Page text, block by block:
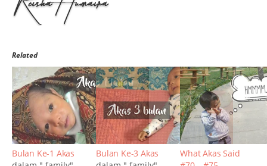
Related
Bulan Ke-1 Akas
Bulan Ke-3 Akas
What Akas Said